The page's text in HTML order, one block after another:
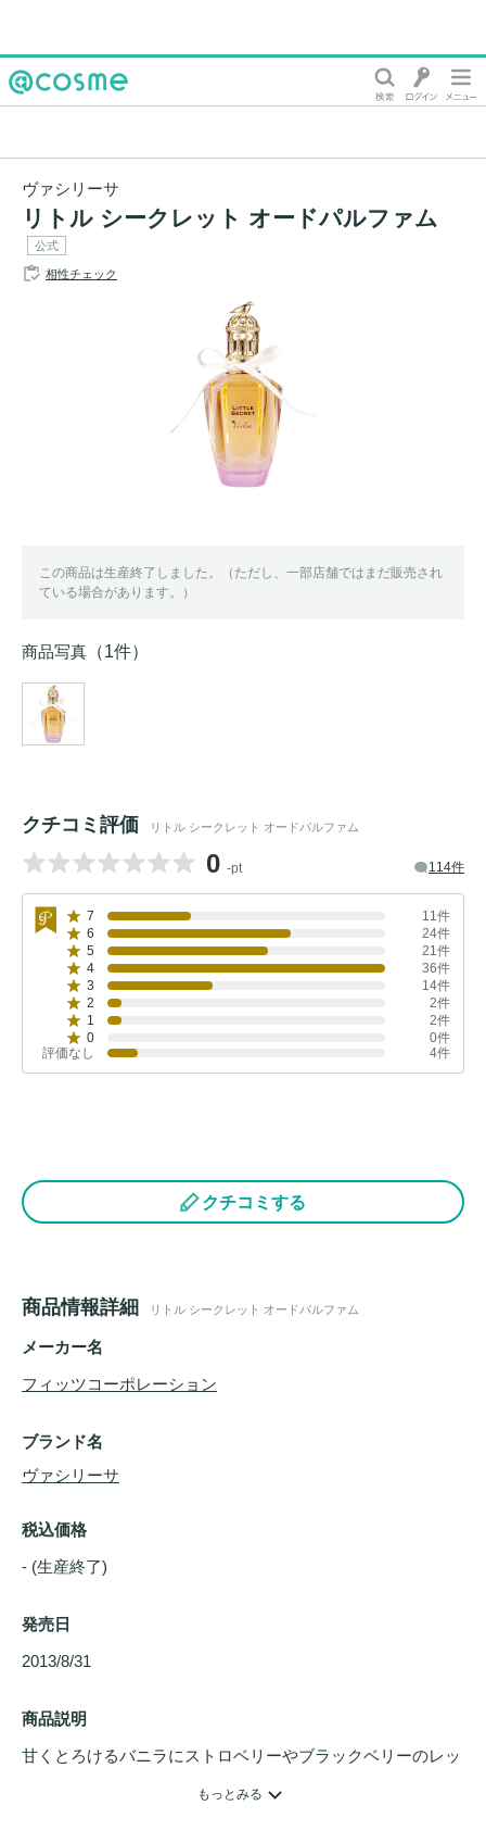
ヴァシリーサ
リトル シークレット オードパルファム
公式
相性チェック
この商品は生産終了しました。（ただし、一部店舗ではまだ販売され
ている場合があります。）
商品写真 （1件）
クチコミ評価 リトル シークレット オードパルファム
0 -pt 114件
7
11件
6
24件
5
21件
4
36件
3
14件
2
2件
1
2件
0
0件
評価なし
4件
クチコミする
商品情報詳細 リトル シークレット オードパルファム
メーカー名
フィッツコーポレーション
ブランド名
ヴァシリーサ
税込価格
- (生産終了)
発売日
2013/8/31
商品説明
甘くとろけるバニラにストロベリーやブラックベリーのレッ
もっとみる